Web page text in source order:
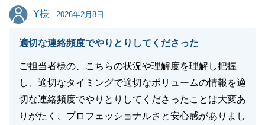
Y様
Y様 2026年2月8日
適切な連絡頻度でやりとりしてくださった
ご担当者様の、こちらの状況や理解度を理解し把握
し、適切なタイミングで適切なボリュームの情報を適
切な連絡頻度でやりとりしてくださったことは大変あ
りがたく、プロフェッショナルさと安心感がありまし